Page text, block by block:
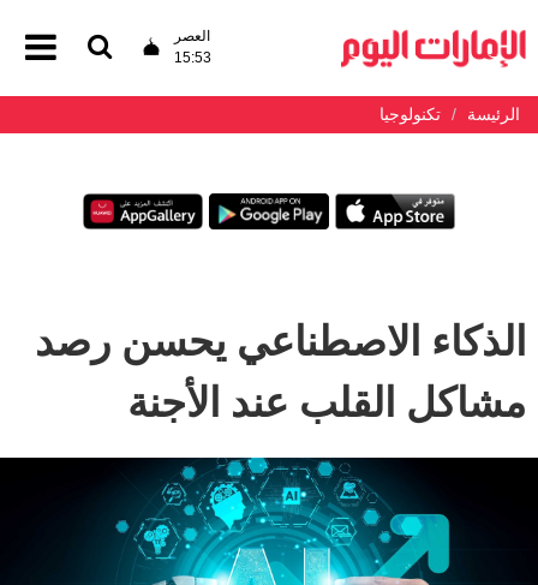
العصر
15:53
الرئيسة تكنولوجيا
الذكاء الاصطناعي يحسن رصد
مشاكل القلب عند الأجنة